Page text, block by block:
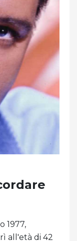
1977,
all'età di 42